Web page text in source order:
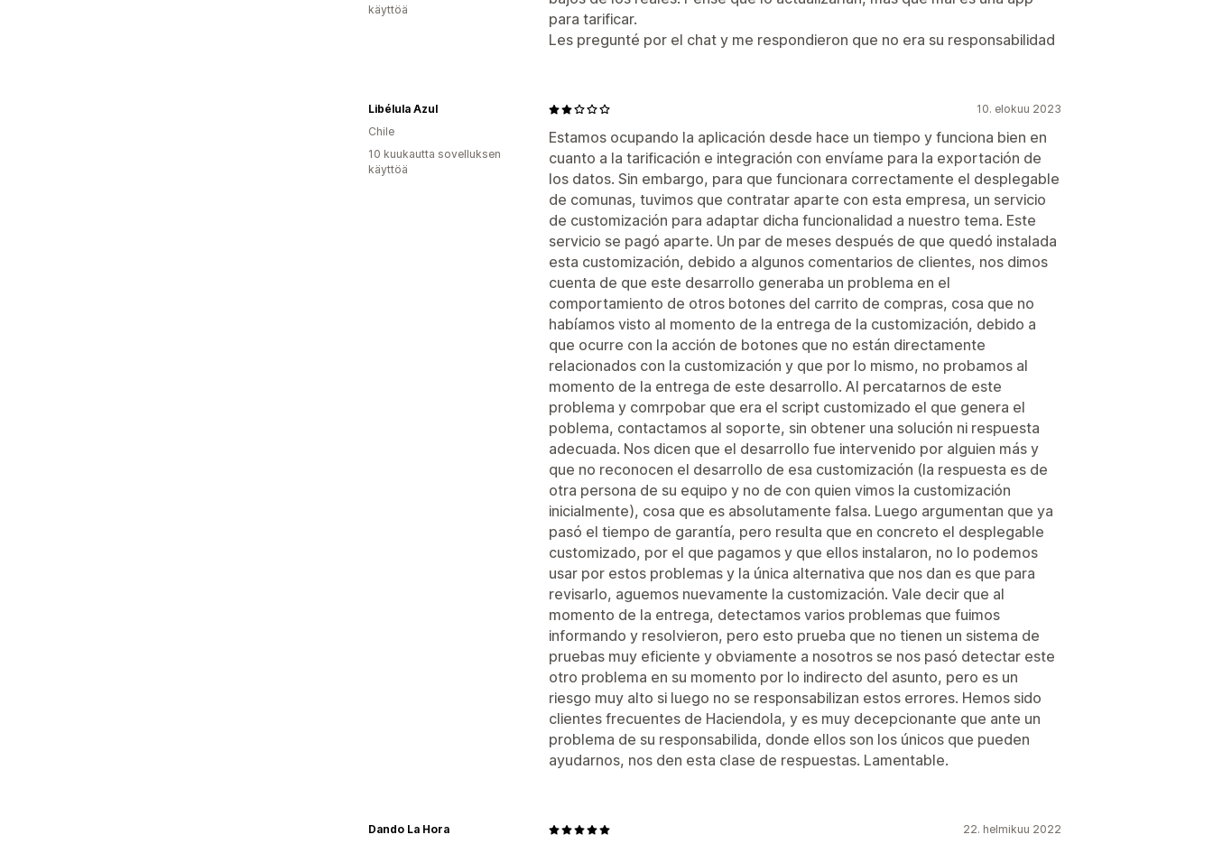
para tarificar.
Les pregunté por el chat y me respondieron que no era su responsabilidad
käyttöä
10. elokuu 2023
Estamos ocupando la aplicación desde hace un tiempo y funciona bien en
cuanto a la tarificación e integración con envíame para la exportación de
los datos. Sin embargo, para que funcionara correctamente el desplegable
de comunas, tuvimos que contratar aparte con esta empresa, un servicio
de customización para adaptar dicha funcionalidad a nuestro tema. Este
servicio se pagó aparte. Un par de meses después de que quedó instalada
esta customización, debido a algunos comentarios de clientes, nos dimos
cuenta de que este desarrollo generaba un problema en el
comportamiento de otros botones del carrito de compras, cosa que no
habíamos visto al momento de la entrega de la customización, debido a
que ocurre con la acción de botones que no están directamente
relacionados con la customización y que por lo mismo, no probamos al
momento de la entrega de este desarrollo. Al percatarnos de este
problema y comrpobar que era el script customizado el que genera el
poblema, contactamos al soporte, sin obtener una solución ni respuesta
adecuada. Nos dicen que el desarrollo fue intervenido por alguien más y
que no reconocen el desarrollo de esa customización (la respuesta es de
otra persona de su equipo y no de con quien vimos la customización
inicialmente), cosa que es absolutamente falsa. Luego argumentan que ya
pasó el tiempo de garantía, pero resulta que en concreto el desplegable
customizado, por el que pagamos y que ellos instalaron, no lo podemos
usar por estos problemas y la única alternativa que nos dan es que para
revisarlo, aguemos nuevamente la customización. Vale decir que al
momento de la entrega, detectamos varios problemas que fuimos
informando y resolvieron, pero esto prueba que no tienen un sistema de
pruebas muy eficiente y obviamente a nosotros se nos pasó detectar este
otro problema en su momento por lo indirecto del asunto, pero es un
riesgo muy alto si luego no se responsabilizan estos errores. Hemos sido
clientes frecuentes de Haciendola, y es muy decepcionante que ante un
problema de su responsabilida, donde ellos son los únicos que pueden
ayudarnos, nos den esta clase de respuestas. Lamentable.
Libélula Azul
Chile
10 kuukautta sovelluksen
käyttöä
22. helmikuu 2022
Dando La Hora